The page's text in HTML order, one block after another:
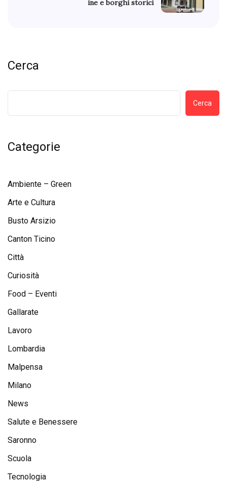
ine e borghi storici
Cerca
Cerca
Categorie
Ambiente – Green
Arte e Cultura
Busto Arsizio
Canton Ticino
Città
Curiosità
Food – Eventi
Gallarate
Lavoro
Lombardia
Malpensa
Milano
News
Salute e Benessere
Saronno
Scuola
Tecnologia